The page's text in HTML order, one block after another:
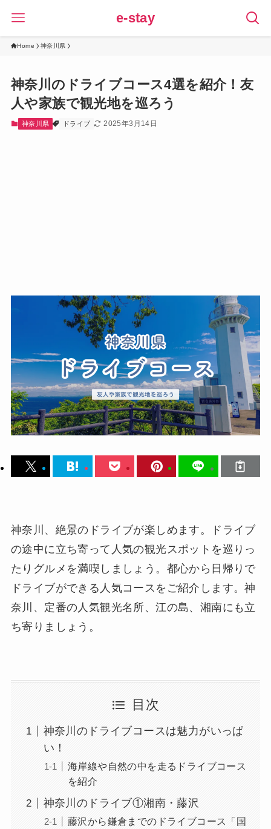
e-stay
Home 神奈川県
神奈川のドライブコース4選を紹介！友
人や家族で観光地を巡ろう
神奈川県 ドライブ 2025年3月14日
神奈川、絶景のドライブが楽しめます。ドライブ
の途中に立ち寄って人気の観光スポットを巡りっ
たりグルメを満喫しましょう。都心から日帰りで
ドライブができる人気コースをご紹介します。神
奈川、定番の人気観光名所、江の島、湘南にも立
ち寄りましょう。
目次
神奈川のドライブコースは魅力がいっぱ
い！
海岸線や自然の中を走るドライブコース
を紹介
神奈川のドライブ①湘南・藤沢
藤沢から鎌倉までのドライブコース「国